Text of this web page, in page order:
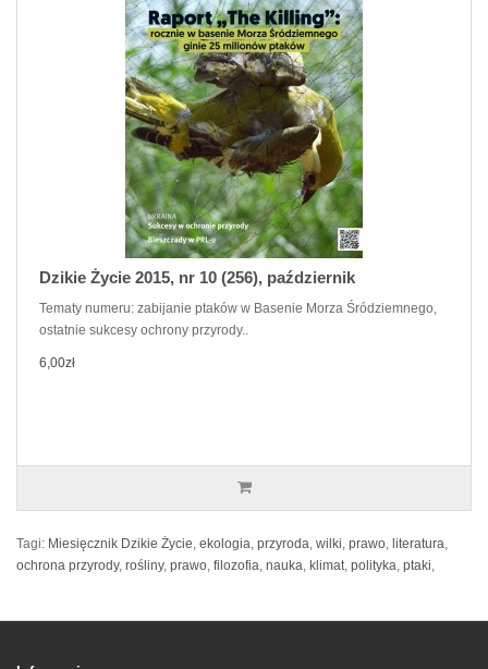
Dzikie Życie 2015, nr 10 (256), październik
Tematy numeru: zabijanie ptaków w Basenie Morza Śródziemnego,
ostatnie sukcesy ochrony przyrody..
6,00zł
Tagi: Miesięcznik Dzikie Życie, ekologia, przyroda, wilki, prawo, literatura,
ochrona przyrody, rośliny, prawo, filozofia, nauka, klimat, polityka, ptaki,